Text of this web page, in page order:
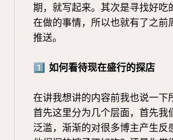
期，就写起来。其次是寻找好吃
在做的事情，所以也就有了之前
推送。
1️⃣ 如何看待现在盛行的探店
在讲我想讲的内容前我也说一下
首先这里分为几个层面，首先我
泛滥，渐渐的对很多博主产生反